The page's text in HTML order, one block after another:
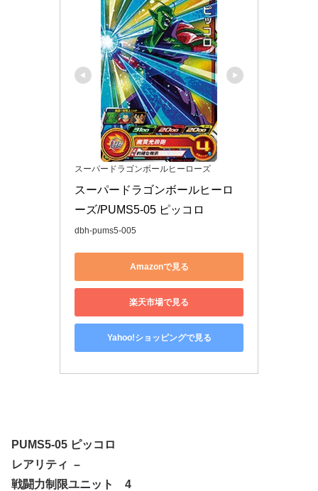
スーパードラゴンボールヒーローズ
スーパードラゴンボールヒーロ
ーズ/PUMS5-05 ピッコロ
dbh-pums5-005
Amazonで見る
楽天市場で見る
Yahoo!ショッピングで見る
PUMS5-05 ピッコロ
レアリティ –
戦闘力制限ユニット 4